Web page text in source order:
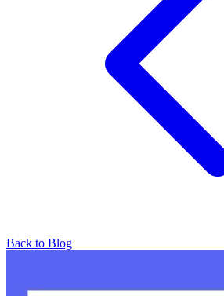
Back to Blog